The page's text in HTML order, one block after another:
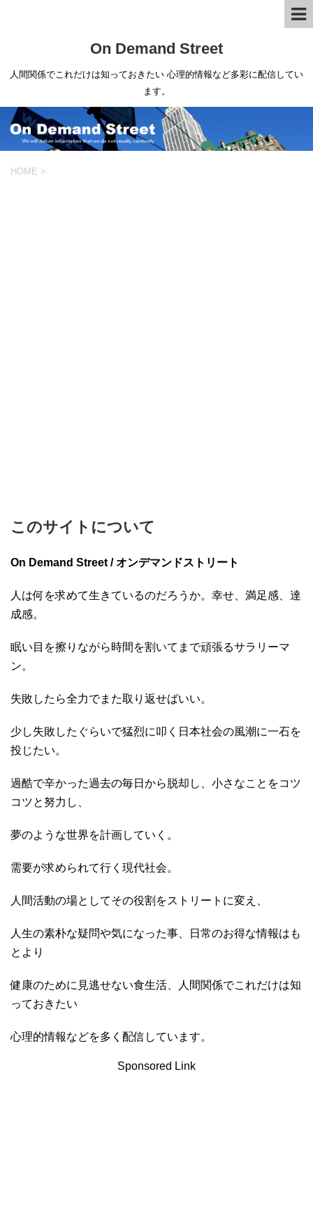
On Demand Street
人間関係でこれだけは知っておきたい 心理的情報など多彩に配信してい
ます。
HOME >
このサイトについて
On Demand Street / オンデマンドストリート
人は何を求めて生きているのだろうか。幸せ、満足感、達
成感。
眠い目を擦りながら時間を割いてまで頑張るサラリーマ
ン。
失敗したら全力でまた取り返せばいい。
少し失敗したぐらいで猛烈に叩く日本社会の風潮に一石を
投じたい。
過酷で辛かった過去の毎日から脱却し、小さなことをコツ
コツと努力し、
夢のような世界を計画していく。
需要が求められて行く現代社会。
人間活動の場としてその役割をストリートに変え、
人生の素朴な疑問や気になった事、日常のお得な情報はも
とより
健康のために見逃せない食生活、人間関係でこれだけは知
っておきたい
心理的情報などを多く配信しています。
Sponsored Link